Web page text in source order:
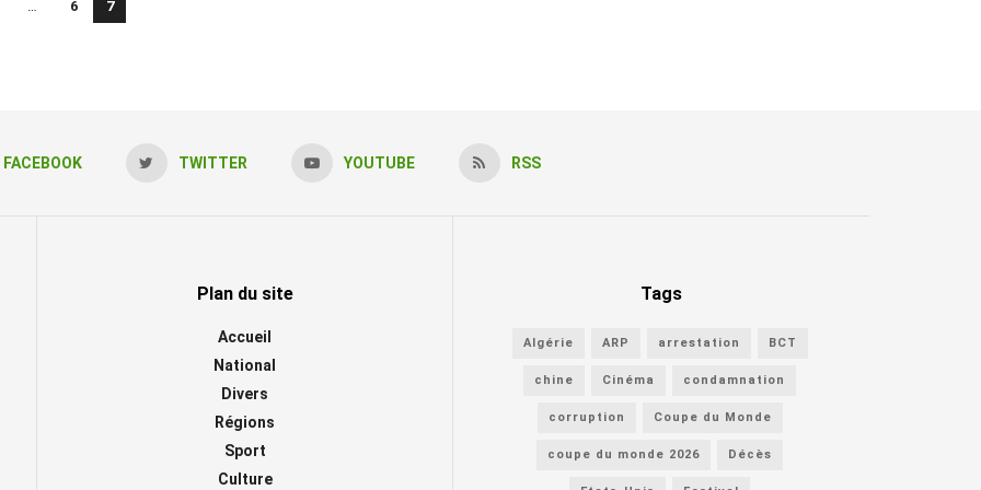
6 7
FACEBOOK TWITTER YOUTUBE RSS
Plan du site
Accueil
National
Divers
Régions
Sport
Culture
Tags
Algérie ARP arrestation BCT
chine Cinéma condamnation
corruption Coupe du Monde
coupe du monde 2026 Décès